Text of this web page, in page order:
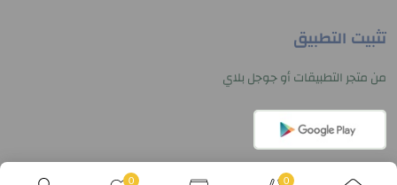
0
0
تثبيت التطبيق
من متجر التطبيقات أو جوجل بلاي